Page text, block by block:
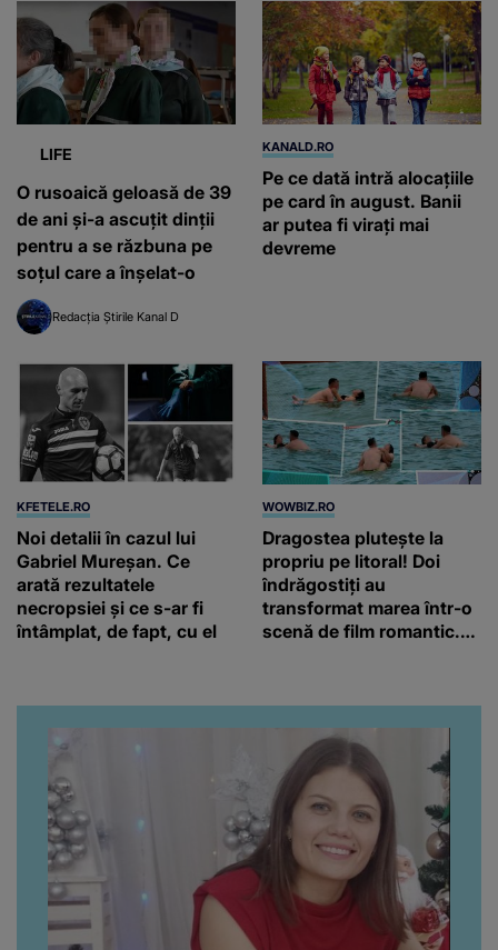
LIFE
O rusoaică geloasă de 39
de ani și-a ascuțit dinții
pentru a se răzbuna pe
soțul care a înșelat-o
Redacția Știrile Kanal D
KANALD.RO
Pe ce dată intră alocațiile
pe card în august. Banii
ar putea fi virați mai
devreme
KFETELE.RO
Noi detalii în cazul lui
Gabriel Mureșan. Ce
arată rezultatele
necropsiei și ce s-ar fi
întâmplat, de fapt, cu el
WOWBIZ.RO
Dragostea plutește la
propriu pe litoral! Doi
îndrăgostiți au
transformat marea într-o
scenă de film romantic.